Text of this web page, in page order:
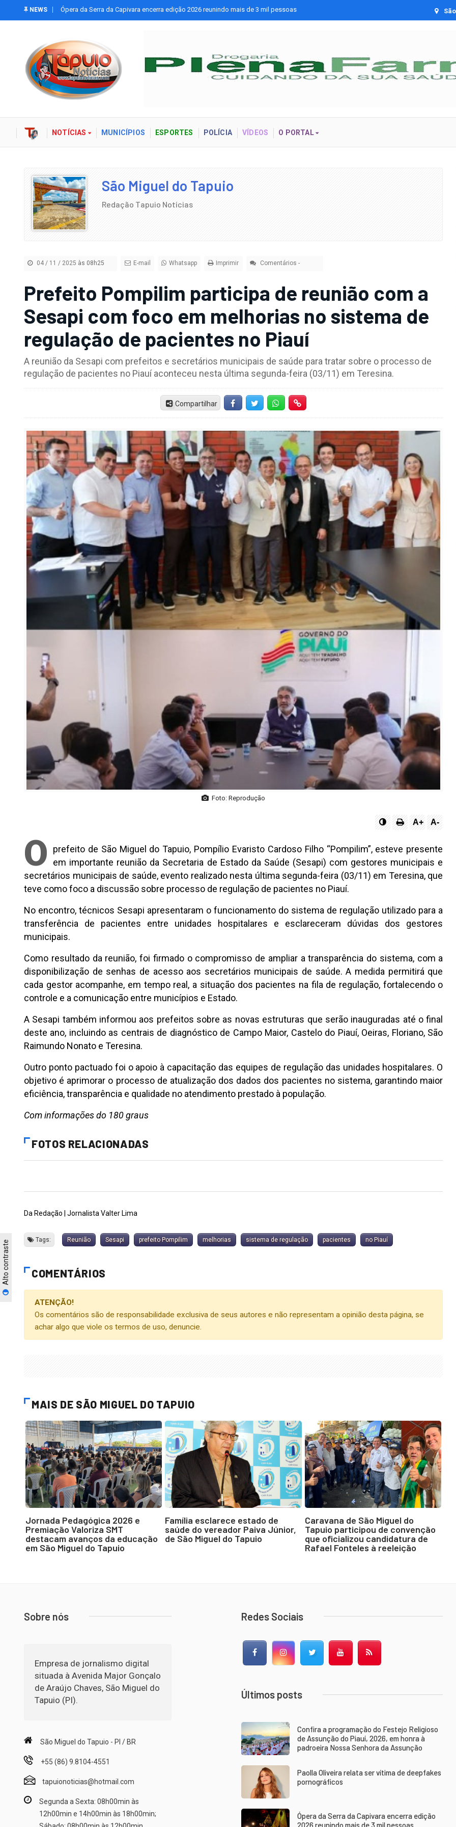
Alto contraste
NEWS Ópera da Serra da Capivara encerra edição 2026 reunindo mais de 3 mil pessoas
NOTÍCIAS MUNICÍPIOS ESPORTES POLÍCIA VÍDEOS O PORTAL
São Miguel do Tapuio
Redação Tapuio Notícias
04 / 11 / 2025 às 08h25 E-mail Whatsapp Imprimir Comentários -
Prefeito Pompilim participa de reunião com a
Sesapi com foco em melhorias no sistema de
regulação de pacientes no Piauí
A reunião da Sesapi com prefeitos e secretários municipais de saúde para tratar sobre o processo de
regulação de pacientes no Piauí aconteceu nesta última segunda-feira (03/11) em Teresina.
Compartilhar FacebookTwitter Whatsapp
Foto: Reprodução
A+ A-
O
prefeito de São Miguel do Tapuio, Pompílio Evaristo Cardoso Filho “Pompilim”, esteve presente
em importante reunião da Secretaria de Estado da Saúde (Sesapi) com gestores municipais e
secretários municipais de saúde, evento realizado nesta última segunda-feira (03/11) em Teresina, que
teve como foco a discussão sobre processo de regulação de pacientes no Piauí.
No encontro, técnicos Sesapi apresentaram o funcionamento do sistema de regulação utilizado para a
transferência de pacientes entre unidades hospitalares e esclareceram dúvidas dos gestores
municipais.
Como resultado da reunião, foi firmado o compromisso de ampliar a transparência do sistema, com a
disponibilização de senhas de acesso aos secretários municipais de saúde. A medida permitirá que
cada gestor acompanhe, em tempo real, a situação dos pacientes na fila de regulação, fortalecendo o
controle e a comunicação entre municípios e Estado.
A Sesapi também informou aos prefeitos sobre as novas estruturas que serão inauguradas até o final
deste ano, incluindo as centrais de diagnóstico de Campo Maior, Castelo do Piauí, Oeiras, Floriano, São
Raimundo Nonato e Teresina.
Outro ponto pactuado foi o apoio à capacitação das equipes de regulação das unidades hospitalares. O
objetivo é aprimorar o processo de atualização dos dados dos pacientes no sistema, garantindo maior
eficiência, transparência e qualidade no atendimento prestado à população.
Com informações do 180 graus
FOTOS RELACIONADAS
Da Redação | Jornalista Valter Lima
Tags: Reunião Sesapi prefeito Pompilim melhorias sistema de regulação pacientes no Piauí
COMENTÁRIOS
ATENÇÃO!
Os comentários são de responsabilidade exclusiva de seus autores e não representam a opinião desta página, se
achar algo que viole os termos de uso, denuncie.
MAIS DE SÃO MIGUEL DO TAPUIO
Jornada Pedagógica 2026 e
Premiação Valoriza SMT
destacam avanços da educação
em São Miguel do Tapuio
Família esclarece estado de
saúde do vereador Paiva Júnior,
de São Miguel do Tapuio
Caravana de São Miguel do
Tapuio participou de convenção
que oficializou candidatura de
Rafael Fonteles à reeleição
Sobre nós
Empresa de jornalismo digital
situada à Avenida Major Gonçalo
de Araújo Chaves, São Miguel do
Tapuio (PI).
São Miguel do Tapuio - PI / BR
+55 (86) 9.8104-4551
tapuionoticias@hotmail.com
Segunda a Sexta: 08h00min às
12h00min e 14h00min às 18h00min;
Redes Sociais
FacebookInstagram Twitter YouTube
Últimos posts
Confira a programação do Festejo Religioso
de Assunção do Piauí, 2026, em honra à
padroeira Nossa Senhora da Assunção
Paolla Oliveira relata ser vítima de deepfakes
pornográficos
Ópera da Serra da Capivara encerra edição
2026 reunindo mais de 3 mil pessoas